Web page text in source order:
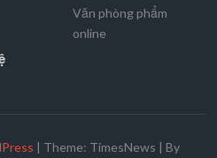
Văn phòng phẩm
online
| Theme: TimesNews | By